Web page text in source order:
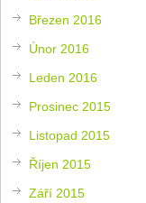
Březen 2016
Únor 2016
Leden 2016
Prosinec 2015
Listopad 2015
Říjen 2015
Září 2015